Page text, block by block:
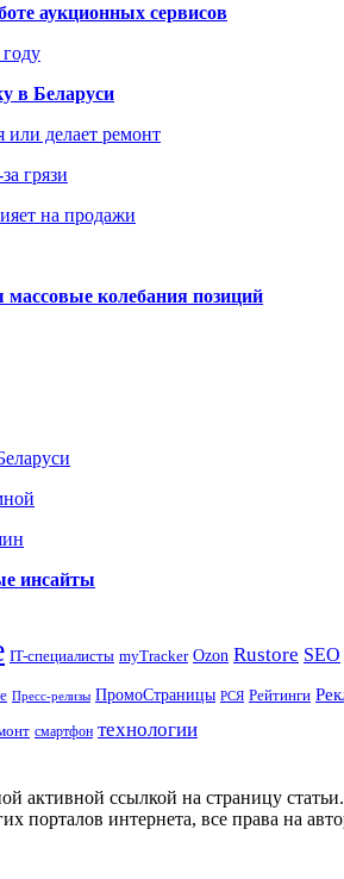
аукционных сервисов
в Беларуси
или делает ремонт
грязи
на продажи
массовые колебания позиций
инсайты
IT-специалисты myTracker Ozon Rustore SEO
Пресс-релизы ПромоСтраницы РСЯ Рейтинги
смартфон технологии
активной ссылкой на страницу статьи.
порталов интернета, все права на